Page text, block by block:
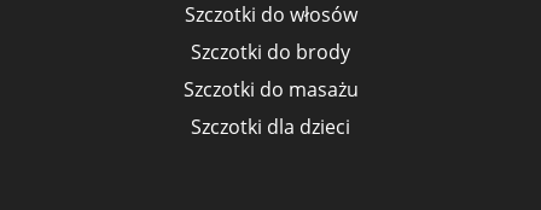
Szczotki do włosów
Szczotki do brody
Szczotki do masażu
Szczotki dla dzieci